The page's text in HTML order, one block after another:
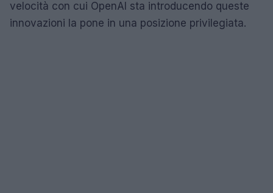
velocità con cui OpenAI sta introducendo queste
innovazioni la pone in una posizione privilegiata.